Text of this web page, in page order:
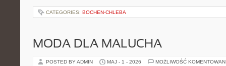
CATEGORIES: BOCHEN-CHLEBA
MODA DLA MALUCHA
POSTED BY ADMIN MAJ - 1 - 2026 MOŻLIWOŚĆ